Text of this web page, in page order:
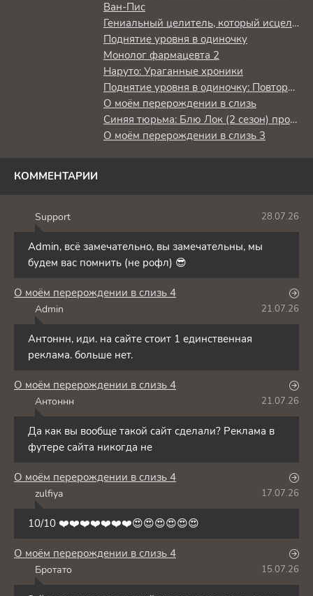
Ван-Пис
Гениальный целитель, который исцелял в одно мгновение, но был изгнан как бесполезный, теперь наслаждается жизнью в качестве тёмного целителя
Поднятие уровня в одиночку
Монолог фармацевта 2
Наруто: Ураганные хроники
Поднятие уровня в одиночку: Повторное пробуждение
О моём перерождении в слизь
Синяя тюрьма: Блю Лок (2 сезон) против юношеской сборной Японии
О моём перерождении в слизь 3
КОММЕНТАРИИ
Support 28.07.26
Admin, всё замечательно, вы замечательны, мы
будем вас помнить (не рофл) 😎
О моём перерождении в слизь 4
Admin 21.07.26
Антоннн, иди. на сайте стоит 1 единственная
реклама. больше нет.
О моём перерождении в слизь 4
Антоннн 21.07.26
Да как вы вообще такой сайт сделали? Реклама в
футере сайта никогда не
О моём перерождении в слизь 4
zulfiya 17.07.26
10/10 ❤️❤️❤️❤️❤️❤️❤️😍😍😍😍😍😍
О моём перерождении в слизь 4
Бротато 15.07.26